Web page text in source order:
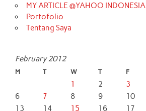
MY ARTICLE @YAHOO INDONESIA
Portofolio
Tentang Saya
February 2012
M T W T F
1 2 3
6
7 8 9 10
13
14 15 16 17